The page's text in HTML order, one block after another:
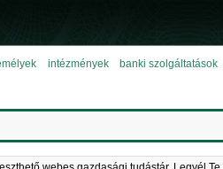
intézmények banki szolgáltatások